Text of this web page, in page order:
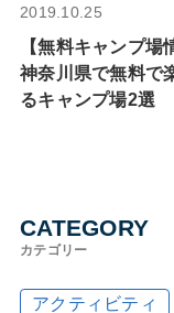
2019.10.25
【無料キャンプ場
神奈川県で無料で
るキャンプ場2選
CATEGORY
カテゴリー
アクティビティ